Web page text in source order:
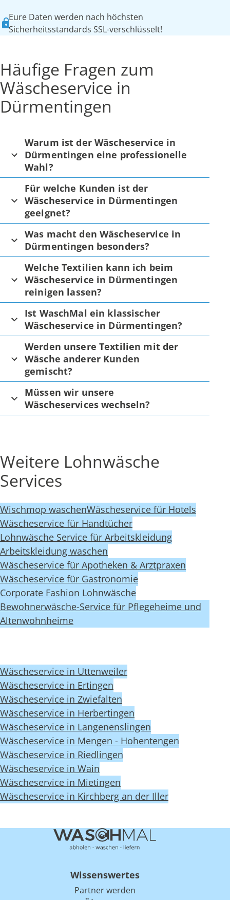
Eure Daten werden nach höchsten
Sicherheitsstandards SSL-verschlüsselt!
Häufige Fragen zum
Wäscheservice in
Dürmentingen
Warum ist der Wäscheservice in
Dürmentingen eine professionelle
Wahl?
Für welche Kunden ist der
Wäscheservice in Dürmentingen
geeignet?
Was macht den Wäscheservice in
Dürmentingen besonders?
Welche Textilien kann ich beim
Wäscheservice in Dürmentingen
reinigen lassen?
Ist WaschMal ein klassischer
Wäscheservice in Dürmentingen?
Werden unsere Textilien mit der
Wäsche anderer Kunden
gemischt?
Müssen wir unsere
Wäscheservices wechseln?
Weitere Lohnwäsche
Services
Wischmop waschenWäscheservice für Hotels
Wäscheservice für Handtücher
Lohnwäsche Service für Arbeitskleidung
Arbeitskleidung waschen
Wäscheservice für Apotheken & Arztpraxen
Wäscheservice für Gastronomie
Corporate Fashion Lohnwäsche
Bewohnerwäsche-Service für Pflegeheime und
Altenwohnheime
Wäscheservice in Uttenweiler
Wäscheservice in Ertingen
Wäscheservice in Zwiefalten
Wäscheservice in Herbertingen
Wäscheservice in Langenenslingen
Wäscheservice in Mengen - Hohentengen
Wäscheservice in Riedlingen
Wäscheservice in Wain
Wäscheservice in Mietingen
Wäscheservice in Kirchberg an der Iller
Wissenswertes
Partner werden